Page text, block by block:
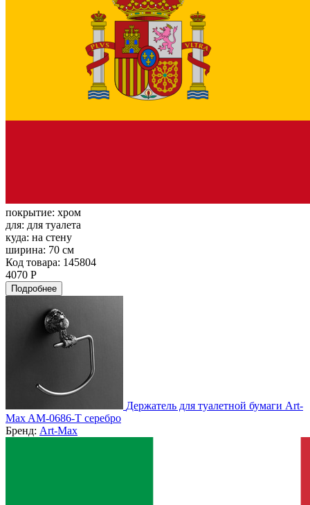
покрытие: хром
для: для туалета
куда: на стену
ширина: 70 см
Код товара: 145804
4070 Р
Подробнее
Держатель для туалетной бумаги Art-
Max AM-0686-T серебро
Бренд: Art-Max